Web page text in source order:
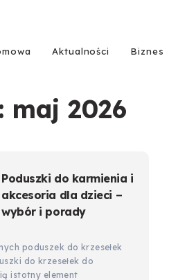
Aktualności Biznes
maj 2026
Poduszki do karmienia i
akcesoria dla dzieci –
wybór i porady
poduszek do krzesełek
do krzesełek do
istotny element